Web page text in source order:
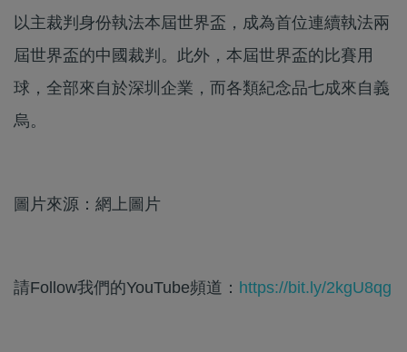
以主裁判身份執法本屆世界盃，成為首位連續執法兩
屆世界盃的中國裁判。此外，本屆世界盃的比賽用
球，全部來自於深圳企業，而各類紀念品七成來自義
烏。
圖片來源：網上圖片
請Follow我們的YouTube頻道： https://bit.ly/2kgU8qg